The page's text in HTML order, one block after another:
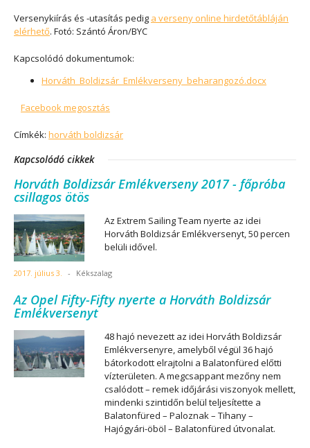
Versenykiírás és -utasítás pedig a verseny online hirdetőtábláján
elérhető. Fotó: Szántó Áron/BYC
Kapcsolódó dokumentumok:
Horváth_Boldizsár_Emlékverseny_beharangozó.docx
Facebook megosztás
Címkék: horváth boldizsár
Kapcsolódó cikkek
Horváth Boldizsár Emlékverseny 2017 - főpróba
csillagos ötös
Az Extrem Sailing Team nyerte az idei
Horváth Boldizsár Emlékversenyt, 50 percen
belüli idővel.
2017. július 3. - Kékszalag
Az Opel Fifty-Fifty nyerte a Horváth Boldizsár
Emlékversenyt
48 hajó nevezett az idei Horváth Boldizsár
Emlékversenyre, amelyből végül 36 hajó
bátorkodott elrajtolni a Balatonfüred előtti
vízterületen. A megcsappant mezőny nem
csalódott – remek időjárási viszonyok mellett,
mindenki szintidőn belül teljesítette a
Balatonfüred – Paloznak – Tihany –
Hajógyári-öböl – Balatonfüred útvonalat.